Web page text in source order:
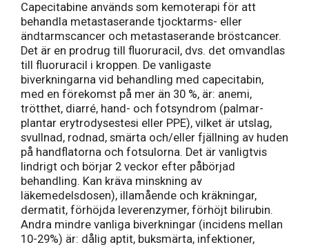
Capecitabine används som kemoterapi för att
behandla metastaserande tjocktarms- eller
ändtarmscancer och metastaserande bröstcancer.
Det är en prodrug till fluoruracil, dvs. det omvandlas
till fluoruracil i kroppen. De vanligaste
biverkningarna vid behandling med capecitabin,
med en förekomst på mer än 30 %, är: anemi,
trötthet, diarré, hand- och fotsyndrom (palmar-
plantar erytrodysestesi eller PPE), vilket är utslag,
svullnad, rodnad, smärta och/eller fjällning av huden
på handflatorna och fotsulorna. Det är vanligtvis
lindrigt och börjar 2 veckor efter påbörjad
behandling. Kan kräva minskning av
läkemedelsdosen), illamående och kräkningar,
dermatit, förhöjda leverenzymer, förhöjt bilirubin.
Andra mindre vanliga biverkningar (incidens mellan
10-29%) är: dålig aptit, buksmärta, infektioner,